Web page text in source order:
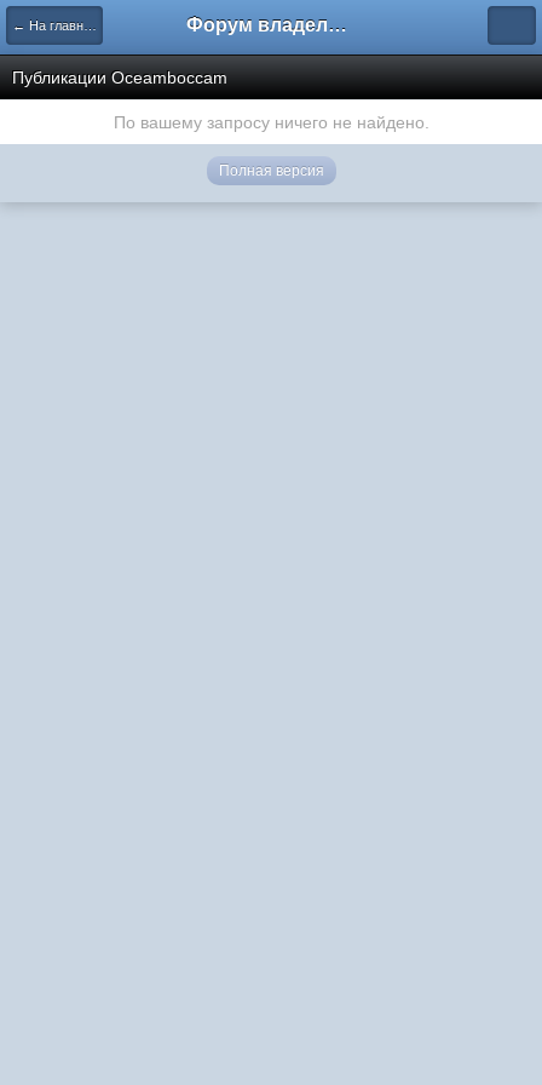
← На главную Форум владельцев интернет-магазинов
Публикации Oceamboccam
По вашему запросу ничего не найдено.
Полная версия